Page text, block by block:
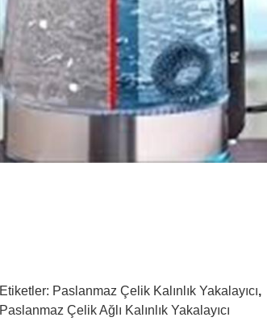
Etiketler: Paslanmaz Çelik Kalınlık Yakalayıcı,
Paslanmaz Çelik Ağlı Kalınlık Yakalayıcı